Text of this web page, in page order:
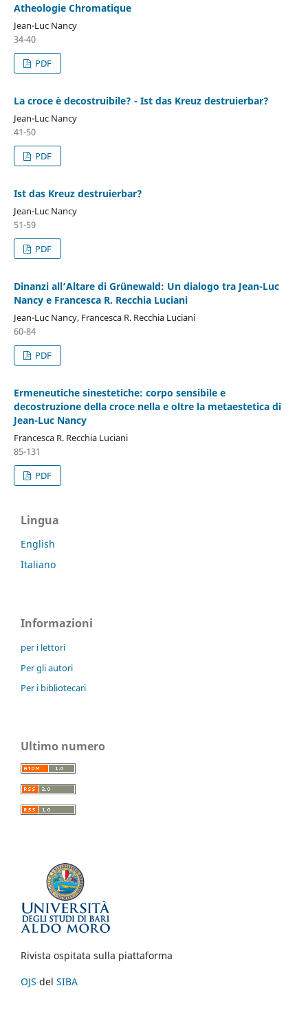
Atheologie Chromatique
Jean-Luc Nancy
34-40
PDF
La croce è decostruibile? - Ist das Kreuz destruierbar?
Jean-Luc Nancy
41-50
PDF
Ist das Kreuz destruierbar?
Jean-Luc Nancy
51-59
PDF
Dinanzi all’Altare di Grünewald: Un dialogo tra Jean-Luc
Nancy e Francesca R. Recchia Luciani
Jean-Luc Nancy, Francesca R. Recchia Luciani
60-84
PDF
Ermeneutiche sinestetiche: corpo sensibile e
decostruzione della croce nella e oltre la metaestetica di
Jean-Luc Nancy
Francesca R. Recchia Luciani
85-131
PDF
Lingua
English
Italiano
Informazioni
per i lettori
Per gli autori
Per i bibliotecari
Ultimo numero
Rivista ospitata sulla piattaforma
OJS del SIBA